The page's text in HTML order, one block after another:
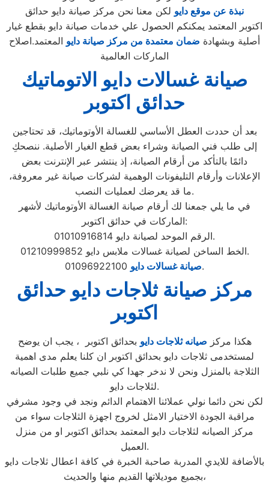
نبذة عن موقع دايو لكن معنا نحن مركز صيانة دايو حدائق
اكتوبر المعتمد يمكنكم الحصول علي خدمات صيانة دايو بقطع غيار
أصلية وبشهادة ضمان معتمدة من مركز صيانة دايو المعتمد.اصلاح
الماركات العالمية
صيانة غسالات دايو الاتوماتيك
حدائق اكتوبر
بعد أن حددت العطل الأساسي للغسالة الأوتوماتيك، قد تحتاجين
إلى طلب فني الصيانة وشراء بعض قطع الغيار الأصلية. ننصحكِ
دائمًا بالتأكد من أرقام الصيانة، إذ ينتشر عبر الإنترنت بعض
الإعلانات وأرقام التليفونات الوهمية لشركات صيانة غير معروفة،
ما قد يعرضك لعمليات النصب.
في ما يلي جمعنا لك أرقام صيانة الغسالة الأوتوماتيك لأشهر
الماركات في حدائق اكتوبر:
الرقم الموحد لصيانة دايو 01010916814.
الخط الساخن لصيانة غسالات ملابس دايو 01210999852.
صيانة غسالات دايو01096922100.
مركز صيانة ثلاجات دايو حدائق
اكتوبر
هكذا مركز صيانه ثلاجات دايو بحدائق اكتوبر ، يجب ان يوضح
لمستخدمى ثلاجات دايو بحدائق اكتوبر ان كلنا يعلم مدى اهمية
الثلاجة بالمنزل ونحن لا ندخر جهدا كي نلبي جميع طلبات الصيانه
لثلاجات دايو.
لكن نحن دائما نولي عملائنا الاهتمام الدائم ونجد في وجود مشرفي
مراقبة الجودة الاختيار الامثل لخروج اجهزة الثلاجات سواء من
مركز الصيانه لثلاجات دايو المعتمد بحدائق اكتوبر او من منزل
العميل.
بالأضافة للايدي المدربة صاحبة الخبرة في كافة اعطال ثلاجات دايو
بجميع موديلاتها القديم منها والحديث،